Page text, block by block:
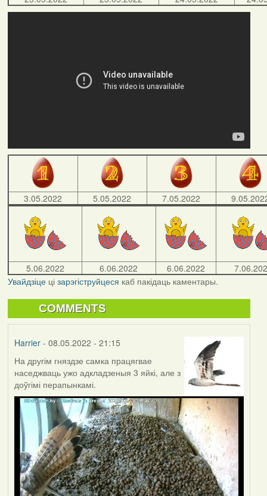
3.05.2022 5.05.2022 7.05.2022
5.06.2022 6.06.2022 6.06.2022
Увайдзіцеці зарэгіструйцеся каб пакідаць каментары.
COMMENTS
Harrier- 08.05.2022 - 21:15
На другім гняздзе самка працягвае
наседжваць ужо адкладзеныя 3 яйкі, але з
доўгімі перапынкамі.